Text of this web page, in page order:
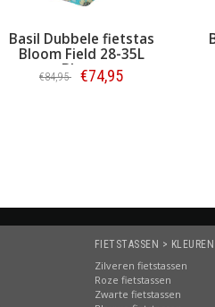
Basil MIK Double
Decker
€14,95
FIETSTASSEN >
Zilveren fietstassen
Roze fietstassen
Zwarte fietstassen